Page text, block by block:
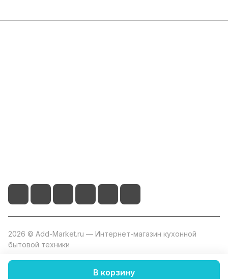
В корзину
2026 © Add-Market.ru — Интернет-магазин кухонной
бытовой техники